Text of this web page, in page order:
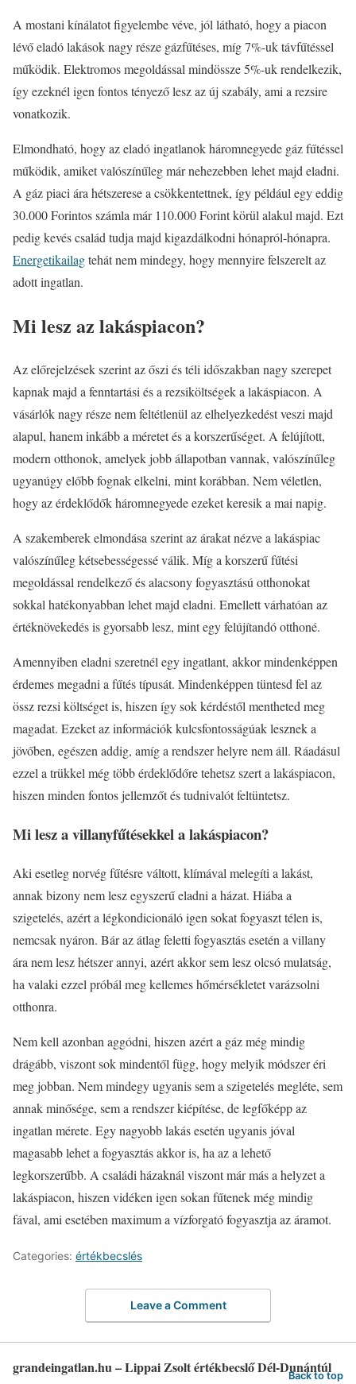
A mostani kínálatot figyelembe véve, jól látható, hogy a piacon
lévő eladó lakások nagy része gázfűtéses, míg 7%-uk távfűtéssel
működik. Elektromos megoldással mindössze 5%-uk rendelkezik,
így ezeknél igen fontos tényező lesz az új szabály, ami a rezsire
vonatkozik.
Elmondható, hogy az eladó ingatlanok háromnegyede gáz fűtéssel
működik, amiket valószínűleg már nehezebben lehet majd eladni.
A gáz piaci ára hétszerese a csökkentettnek, így például egy eddig
30.000 Forintos számla már 110.000 Forint körül alakul majd. Ezt
pedig kevés család tudja majd kigazdálkodni hónapról-hónapra.
Energetikailagtehát nem mindegy, hogy mennyire felszerelt az
adott ingatlan.
Mi lesz az lakáspiacon?
Az előrejelzések szerint az őszi és téli időszakban nagy szerepet
kapnak majd a fenntartási és a rezsiköltségek a lakáspiacon. A
vásárlók nagy része nem feltétlenül az elhelyezkedést veszi majd
alapul, hanem inkább a méretet és a korszerűséget. A felújított,
modern otthonok, amelyek jobb állapotban vannak, valószínűleg
ugyanúgy előbb fognak elkelni, mint korábban. Nem véletlen,
hogy az érdeklődők háromnegyede ezeket keresik a mai napig.
A szakemberek elmondása szerint az árakat nézve a lakáspiac
valószínűleg kétsebességessé válik. Míg a korszerű fűtési
megoldással rendelkező és alacsony fogyasztású otthonokat
sokkal hatékonyabban lehet majd eladni. Emellett várhatóan az
értéknövekedés is gyorsabb lesz, mint egy felújítandó otthoné.
Amennyiben eladni szeretnél egy ingatlant, akkor mindenképpen
érdemes megadni a fűtés típusát. Mindenképpen tüntesd fel az
össz rezsi költséget is, hiszen így sok kérdéstől mentheted meg
magadat. Ezeket az információk kulcsfontosságúak lesznek a
jövőben, egészen addig, amíg a rendszer helyre nem áll. Ráadásul
ezzel a trükkel még több érdeklődőre tehetsz szert a lakáspiacon,
hiszen minden fontos jellemzőt és tudnivalót feltüntetsz.
Mi lesz a villanyfűtésekkel a lakáspiacon?
Aki esetleg norvég fűtésre váltott, klímával melegíti a lakást,
annak bizony nem lesz egyszerű eladni a házat. Hiába a
szigetelés, azért a légkondicionáló igen sokat fogyaszt télen is,
nemcsak nyáron. Bár az átlag feletti fogyasztás esetén a villany
ára nem lesz hétszer annyi, azért akkor sem lesz olcsó mulatság,
ha valaki ezzel próbál meg kellemes hőmérsékletet varázsolni
otthonra.
Nem kell azonban aggódni, hiszen azért a gáz még mindig
drágább, viszont sok mindentől függ, hogy melyik módszer éri
meg jobban. Nem mindegy ugyanis sem a szigetelés megléte, sem
annak minősége, sem a rendszer kiépítése, de legfőképp az
ingatlan mérete. Egy nagyobb lakás esetén ugyanis jóval
magasabb lehet a fogyasztás akkor is, ha az a lehető
legkorszerűbb. A családi házaknál viszont már más a helyzet a
lakáspiacon, hiszen vidéken igen sokan fűtenek még mindig
fával, ami esetében maximum a vízforgató fogyasztja az áramot.
Categories: értékbecslés
Leave a Comment
grandeingatlan.hu – Lippai Zsolt értékbecslő Dél-Dunántúl
Back to top